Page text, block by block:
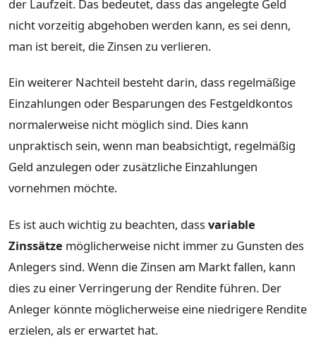
der Laufzeit. Das bedeutet, dass das angelegte Geld
nicht vorzeitig abgehoben werden kann, es sei denn,
man ist bereit, die Zinsen zu verlieren.
Ein weiterer Nachteil besteht darin, dass regelmäßige
Einzahlungen oder Besparungen des Festgeldkontos
normalerweise nicht möglich sind. Dies kann
unpraktisch sein, wenn man beabsichtigt, regelmäßig
Geld anzulegen oder zusätzliche Einzahlungen
vornehmen möchte.
Es ist auch wichtig zu beachten, dassvariable
Zinssätze möglicherweise nicht immer zu Gunsten des
Anlegers sind. Wenn die Zinsen am Markt fallen, kann
dies zu einer Verringerung der Rendite führen. Der
Anleger könnte möglicherweise eine niedrigere Rendite
erzielen, als er erwartet hat.